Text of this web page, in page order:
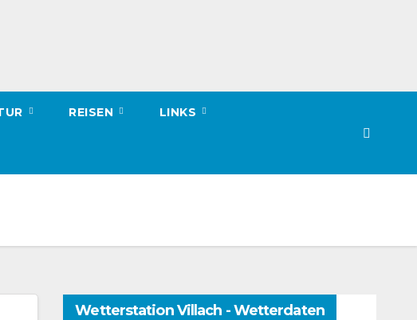
REISEN LINKS
Wetterstation Villach - Wetterdaten